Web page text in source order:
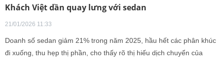
Khách Việt dần quay lưng với sedan
21/01/2026 11:33
Doanh số sedan giảm 21% trong năm 2025, hầu hết các phân khúc
đi xuống, thu hẹp thị phần, cho thấy rõ thị hiếu dịch chuyển của